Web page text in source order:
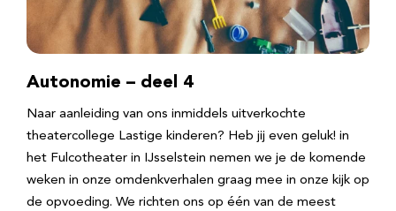
Autonomie – deel 4
Naar aanleiding van ons inmiddels uitverkochte
theatercollege Lastige kinderen? Heb jij even geluk! in
het Fulcotheater in IJsselstein nemen we je de komende
weken in onze omdenkverhalen graag mee in onze kijk op
de opvoeding. We richten ons op één van de meest